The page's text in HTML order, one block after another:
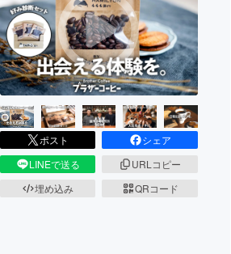
ポスト
シェア
LINEで送る
URLコピー
埋め込み
QRコード